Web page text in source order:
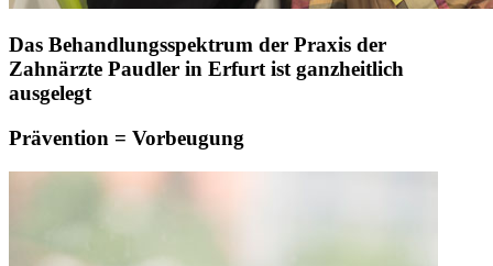
Das Behandlungsspektrum der Praxis der
Zahnärzte Paudler in Erfurt ist ganzheitlich
ausgelegt
Prävention = Vorbeugung